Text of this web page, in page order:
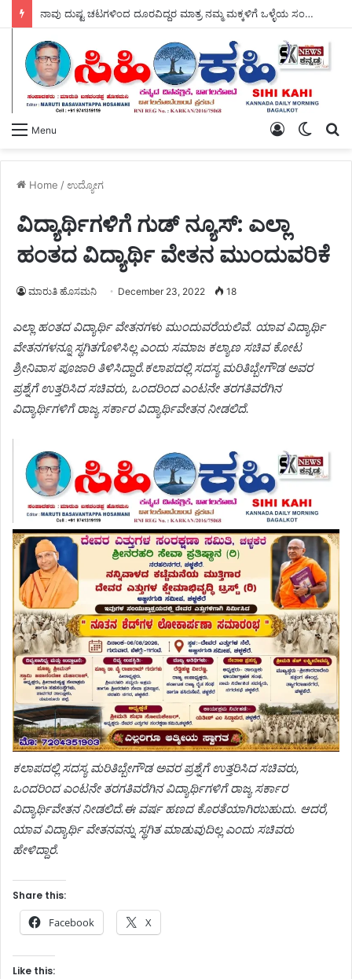
ನಾವು ದುಷ್ಟ ಚಟಗಳಿಂದ ದೂರವಿದ್ದರ ಮಾತ್ರ ನಮ್ಮ ಮಕ್ಕಳಿಗೆ ಒಳ್ಳೆಯ ಸಂಸ್ಕಾರ ಕೊಡಲು – ಸಾಧ್ಯ ಆರ್.ಎಸ್ ಗಂಗನಹಳ್ಳಿ.
Menu
Switch
Log
Home /ಉದ್ಯೋಗ
ವಿದ್ಯಾರ್ಥಿಗಳಿಗೆ ಗುಡ್ ನ್ಯೂಸ್: ಎಲ್ಲಾ
ಹಂತದ ವಿದ್ಯಾರ್ಥಿ ವೇತನ ಮುಂದುವರಿಕೆ
ಮಾರುತಿ ಹೊಸಮನಿ December 23, 2022 18
ಎಲ್ಲಾ ಹಂತದ ವಿದ್ಯಾರ್ಥಿ ವೇತನಗಳು ಮುಂದುವರೆಯಲಿವೆ. ಯಾವ ವಿದ್ಯಾರ್ಥಿ
ವೇತನಗಳನ್ನೂ ಸ್ಥಗಿತಗೊಳಿಸಿಲ್ಲ ಎಂದು ಸಮಾಜ ಕಲ್ಯಾಣ ಸಚಿವ ಕೋಟ
ಶ್ರೀನಿವಾಸ ಪೂಜಾರಿ ತಿಳಿಸಿದ್ದಾರೆ.ಕಲಾಪದಲ್ಲಿ ಸದಸ್ಯ ಮರಿತಿಬ್ಬೇಗೌಡ ಅವರ
ಪ್ರಶ್ನೆಗೆ ಉತ್ತರಿಸಿದ ಸಚಿವರು, ಒಂದರಿಂದ ಎಂಟನೇ ತರಗತಿವರೆಗಿನ
ವಿದ್ಯಾರ್ಥಿಗಳಿಗೆ ರಾಜ್ಯ ಸರ್ಕಾರ ವಿದ್ಯಾರ್ಥಿವೇತನ ನೀಡಲಿದೆ.
ಕಲಾಪದಲ್ಲಿ ಸದಸ್ಯ ಮರಿತಿಬ್ಬೇಗೌಡ ಅವರ ಪ್ರಶ್ನೆಗೆ ಉತ್ತರಿಸಿದ ಸಚಿವರು,
ಒಂದರಿಂದ ಎಂಟನೇ ತರಗತಿವರೆಗಿನ ವಿದ್ಯಾರ್ಥಿಗಳಿಗೆ ರಾಜ್ಯ ಸರ್ಕಾರ
ವಿದ್ಯಾರ್ಥಿವೇತನ ನೀಡಲಿದೆ.ಈ ವರ್ಷ ಹಣದ ಕೊರತೆಯಾಗಿರಬಹುದು. ಆದರೆ,
ಯಾವ ವಿದ್ಯಾರ್ಥಿ ವೇತನವನ್ನು ಸ್ಥಗಿತ ಮಾಡುವುದಿಲ್ಲ ಎಂದು ಸಚಿವರು
ಹೇಳಿದ್ದಾರೆ.
Share this:
Facebook X
Like this: